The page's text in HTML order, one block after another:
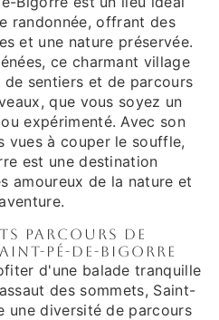
randonnée, offrant des
et une nature préservée.
ce charmant village
sentiers et de parcours
que vous soyez un
expérimenté. Avec son
vues à couper le souffle,
est une destination
amoureux de la nature et
parcours de
Pé-de-Bigorre
d'une balade tranquille
des sommets, Saint-
une diversité de parcours